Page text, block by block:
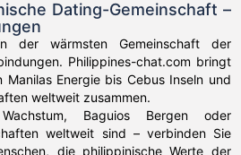
Dating-Gemeinschaft –
der wärmsten Gemeinschaft der
Philippines-chat.com bringt
Manilas Energie bis Cebus Inseln und
weltweit zusammen.
Baguios Bergen oder
weltweit sind – verbinden Sie
die philippinische Werte der